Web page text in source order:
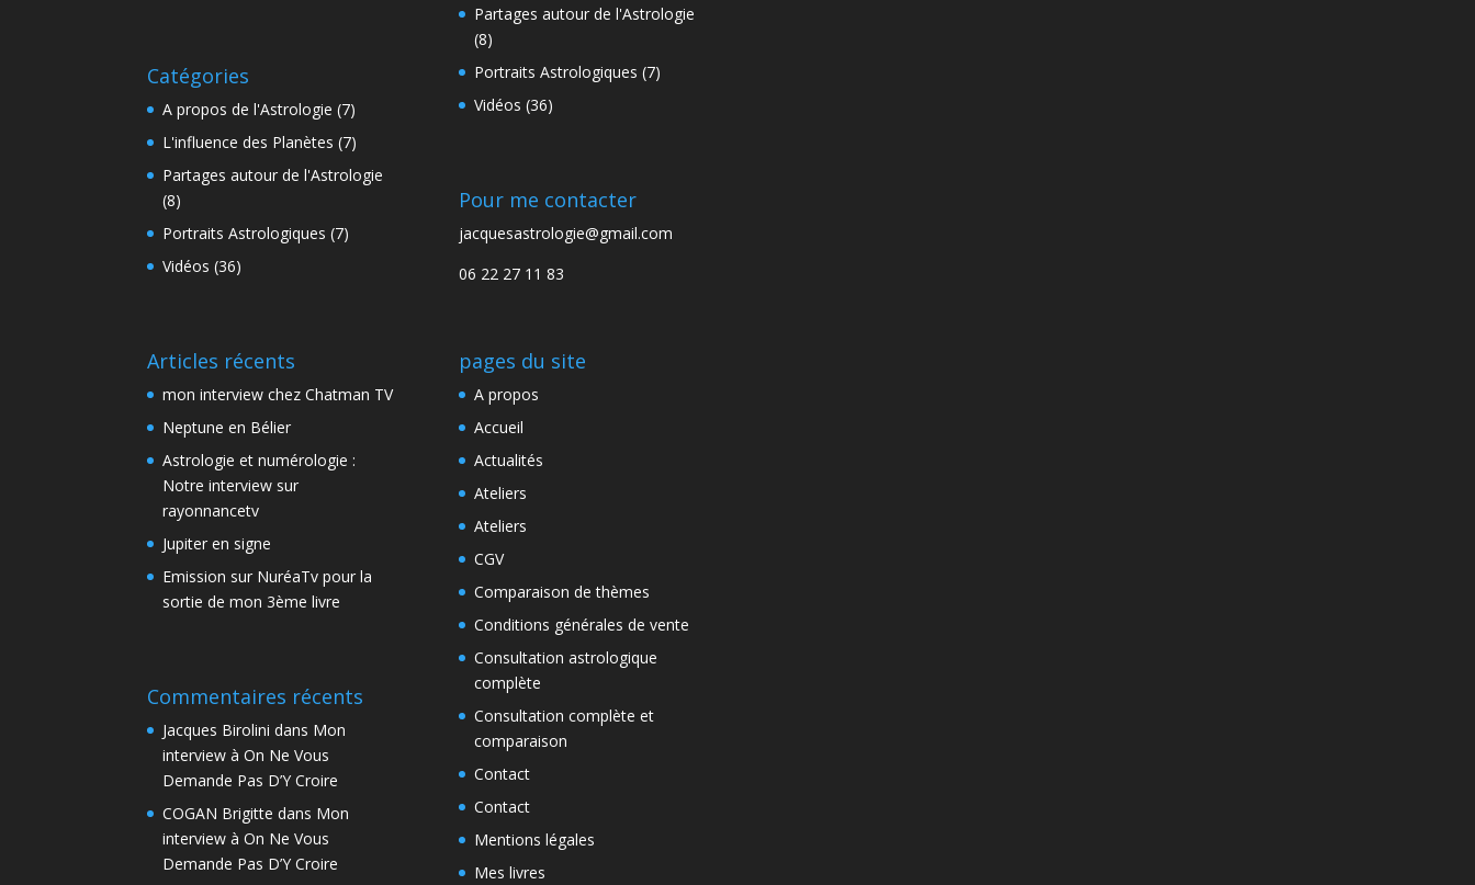
Catégories
A propos de l'Astrologie (7)
L'influence des Planètes (7)
Partages autour de l'Astrologie
(8)
Portraits Astrologiques (7)
Vidéos (36)
Articles récents
mon interview chez Chatman TV
Neptune en Bélier
Astrologie et numérologie :
Notre interview sur
rayonnancetv
Jupiter en signe
Emission sur NuréaTv pour la
sortie de mon 3ème livre
Commentaires récents
Jacques Birolini dans Mon
interview à On Ne Vous
Demande Pas D’Y Croire
COGAN Brigitte dans Mon
interview à On Ne Vous
Demande Pas D’Y Croire
Partages autour de l'Astrologie
(8)
Portraits Astrologiques (7)
Vidéos (36)
Pour me contacter
jacquesastrologie@gmail.com
06 22 27 11 83
pages du site
A propos
Accueil
Actualités
Ateliers
Ateliers
CGV
Comparaison de thèmes
Conditions générales de vente
Consultation astrologique
complète
Consultation complète et
comparaison
Contact
Contact
Mentions légales
Mes livres